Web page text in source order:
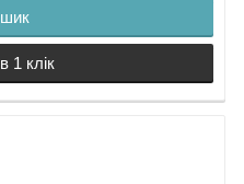
1 клік